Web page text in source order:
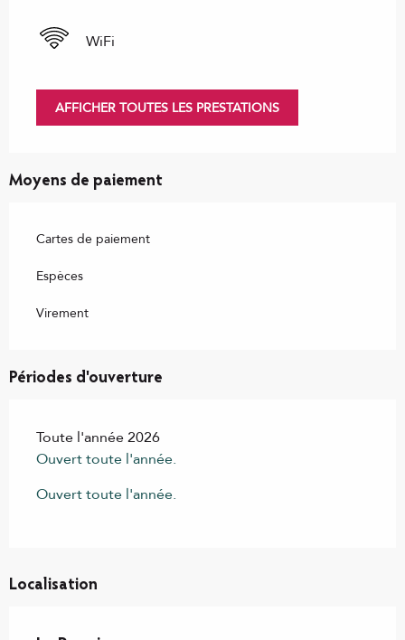
WiFi
AFFICHER TOUTES LES PRESTATIONS
Moyens de paiement
Cartes de paiement
Espèces
Virement
Périodes d'ouverture
Toute l'année 2026
Ouvert toute l'année.
Ouvert toute l'année.
Localisation